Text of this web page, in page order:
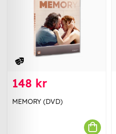
148 kr
MEMORY (DVD)